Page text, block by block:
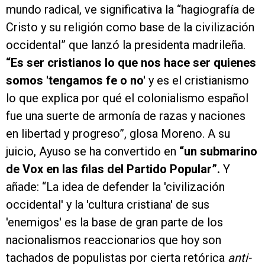
mundo radical, ve significativa la “hagiografía de
Cristo y su religión como base de la civilización
occidental” que lanzó la presidenta madrileña.
“Es ser cristianos lo que nos hace ser quienes
somos 'tengamos fe o no' y es el cristianismo
lo que explica por qué el colonialismo español
fue una suerte de armonía de razas y naciones
en libertad y progreso”, glosa Moreno. A su
juicio, Ayuso se ha convertido en “un submarino
de Vox en las filas del Partido Popular”. Y
añade: “La idea de defender la 'civilización
occidental' y la 'cultura cristiana' de sus
'enemigos' es la base de gran parte de los
nacionalismos reaccionarios que hoy son
tachados de populistas por cierta retórica anti-